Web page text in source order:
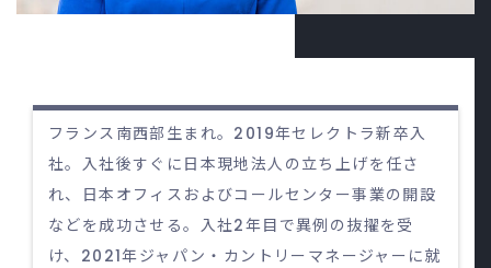
フランス南西部生まれ。2019年セレクトラ新卒入
社。入社後すぐに日本現地法人の立ち上げを任さ
れ、日本オフィスおよびコールセンター事業の開設
などを成功させる。入社2年目で異例の抜擢を受
け、2021年ジャパン・カントリーマネージャーに就